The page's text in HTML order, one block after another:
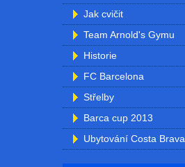
Jak cvičit
Team Arnold's Gymu
Historie
FC Barcelona
Střelby
Barca cup 2013
Ubytování Costa Brava